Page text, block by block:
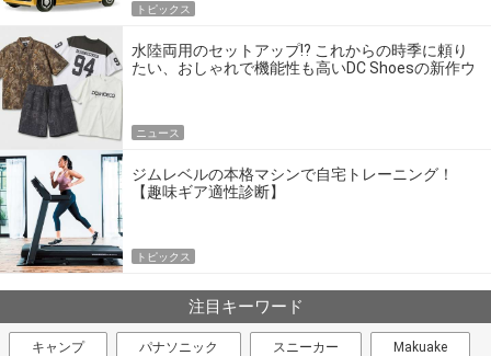
トピックス
水陸両用のセットアップ!? これからの時季に頼り
たい、おしゃれで機能性も高いDC Shoesの新作ウ
ニュース
ジムレベルの本格マシンで自宅トレーニング！
【趣味ギア適性診断】
トピックス
注目キーワード
キャンプ パナソニック スニーカー Makuake